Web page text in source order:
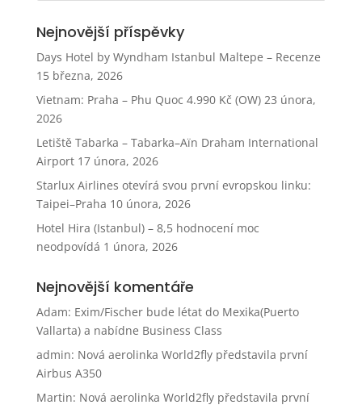
Nejnovější příspěvky
Days Hotel by Wyndham Istanbul Maltepe – Recenze
15 března, 2026
Vietnam: Praha – Phu Quoc 4.990 Kč (OW) 23 února,
2026
Letiště Tabarka – Tabarka–Aïn Draham International
Airport 17 února, 2026
Starlux Airlines otevírá svou první evropskou linku:
Taipei–Praha 10 února, 2026
Hotel Hira (Istanbul) – 8,5 hodnocení moc
neodpovídá 1 února, 2026
Nejnovější komentáře
Adam: Exim/Fischer bude létat do Mexika(Puerto
Vallarta) a nabídne Business Class
admin: Nová aerolinka World2fly představila první
Airbus A350
Martin: Nová aerolinka World2fly představila první